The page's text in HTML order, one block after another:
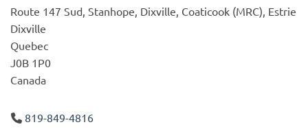
Route 147 Sud, Stanhope, Dixville, Coaticook (MRC), Estrie
Dixville
Quebec
J0B 1P0
Canada
819-849-4816